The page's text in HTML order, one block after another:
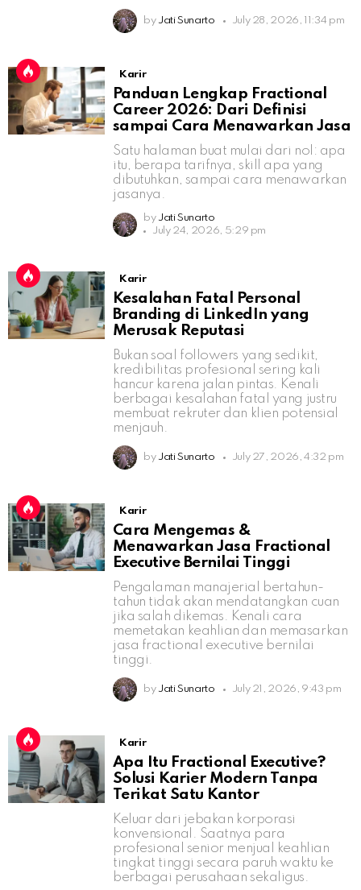
by Jati Sunarto July 28, 2026, 11:34 pm
Karir
Panduan Lengkap Fractional
Career 2026: Dari Definisi
sampai Cara Menawarkan Jasa
Satu halaman buat mulai dari nol: apa
itu, berapa tarifnya, skill apa yang
dibutuhkan, sampai cara menawarkan
jasanya.
by Jati Sunarto
July 24, 2026, 5:29 pm
Karir
Kesalahan Fatal Personal
Branding di LinkedIn yang
Merusak Reputasi
Bukan soal followers yang sedikit,
kredibilitas profesional sering kali
hancur karena jalan pintas. Kenali
berbagai kesalahan fatal yang justru
membuat rekruter dan klien potensial
menjauh.
by Jati Sunarto July 27, 2026, 4:32 pm
Karir
Cara Mengemas &
Menawarkan Jasa Fractional
Executive Bernilai Tinggi
Pengalaman manajerial bertahun-
tahun tidak akan mendatangkan cuan
jika salah dikemas. Kenali cara
memetakan keahlian dan memasarkan
jasa fractional executive bernilai
tinggi.
by Jati Sunarto July 21, 2026, 9:43 pm
Karir
Apa Itu Fractional Executive?
Solusi Karier Modern Tanpa
Terikat Satu Kantor
Keluar dari jebakan korporasi
konvensional. Saatnya para
profesional senior menjual keahlian
tingkat tinggi secara paruh waktu ke
berbagai perusahaan sekaligus.